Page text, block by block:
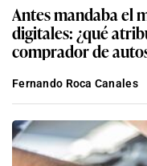
Antes mandaba el
digitales: ¿qué
comprador de
Fernando Roca Canales